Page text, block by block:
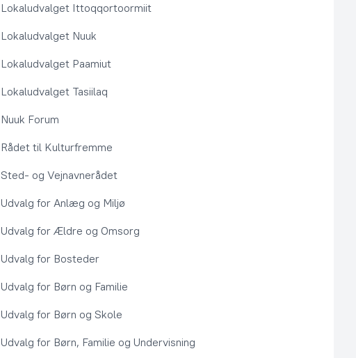
Lokaludvalget Ittoqqortoormiit
Lokaludvalget Nuuk
Lokaludvalget Paamiut
Lokaludvalget Tasiilaq
Nuuk Forum
Rådet til Kulturfremme
Sted- og Vejnavnerådet
Udvalg for Anlæg og Miljø
Udvalg for Ældre og Omsorg
Udvalg for Bosteder
Udvalg for Børn og Familie
Udvalg for Børn og Skole
Udvalg for Børn, Familie og Undervisning